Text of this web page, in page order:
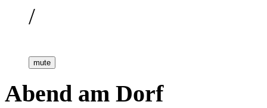
/
mute
Abend am Dorf